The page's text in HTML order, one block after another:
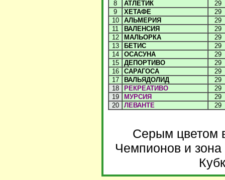
8
АТЛЕТИК
29
9
ХЕТАФЕ
29
10
АЛЬМЕРИЯ
29
11
ВАЛЕНСИЯ
29
12
МАЛЬОРКА
29
13
БЕТИС
29
14
ОСАСУНА
29
15
ДЕПОРТИВО
29
16
САРАГОСА
29
17
ВАЛЬЯДОЛИД
29
18
РЕКРЕАТИВО
29
19
МУРСИЯ
29
20
ЛЕВАНТЕ 29
Серым цветом
Чемпионов и